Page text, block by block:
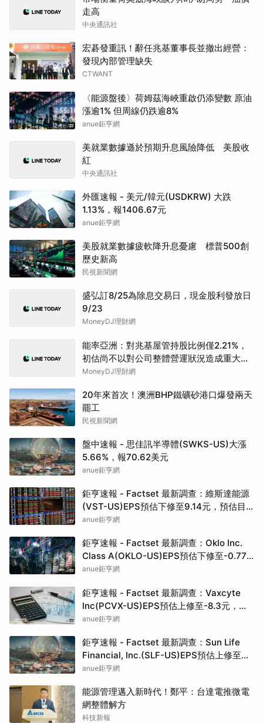
走高
中央通訊社
宏碁發重訊！辭任兆基董事長並撤出經營：
發現內部管理缺失
CTWANT
〈能源盤後〉荷姆茲海峽重啟仍添變數 原油
漲逾1% 但周線仍跌逾8%
anue鉅亨網
美就業數據遜於預期升息風險降低 美股收
紅
中央通訊社
外匯速報 - 美元/韓元(USDKRW) 大跌
1.13%，報1406.67元
anue鉅亨網
美股就業數據疲軟降升息憂慮 標普500創
歷史新高
民視新聞網
盛弘訂8/25為除息交易日，現金股利發放日
9/23
MoneyDJ理財網
能率亞洲：對兆基屋管持股比例僅2.21%，
初估尚不以對公司整體營運狀況造成重大影
響
MoneyDJ理財網
20年來首次！澳洲BHP鐵礦砂港口爆發兩天
罷工
民視新聞網
盤中速報 - 思佳訊半導體(SWKS-US)大漲
5.66%，報70.62美元
anue鉅亨網
鉅亨速報 - Factset 最新調查：維斯達能源
(VST-US)EPS預估下修至9.14元，預估目
標價為222.00元
anue鉅亨網
鉅亨速報 - Factset 最新調查：Oklo Inc.
Class A(OKLO-US)EPS預估下修至-0.77
元，預估目標價為83.50元
anue鉅亨網
鉅亨速報 - Factset 最新調查：Vaxcyte
Inc(PCVX-US)EPS預估上修至-8.3元，預
估目標價為110.00元
anue鉅亨網
鉅亨速報 - Factset 最新調查：Sun Life
Financial, Inc.(SLF-US)EPS預估上修至
5.73元，預估目標價為80.81元
anue鉅亨網
能源管理邁入新時代！鄭平：台達電推微電
網整體解方
科技新報